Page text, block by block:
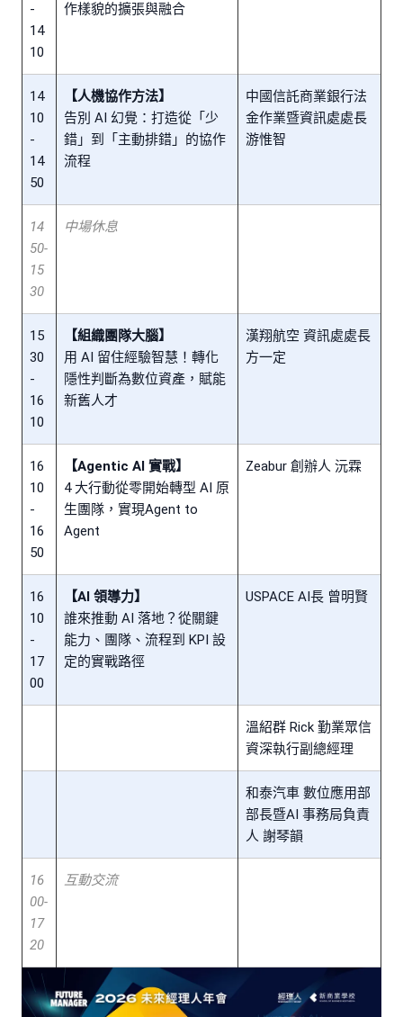
-
14
10
作樣貌的擴張與融合
14
10
-
14
50
【人機協作方法】
告別 AI 幻覺：打造從「少
錯」到「主動排錯」的協作
流程
中國信託商業銀行法
金作業暨資訊處處長
游惟智
14
50-
15
30
中場休息
15
30
-
16
10
【組織團隊大腦】
用 AI 留住經驗智慧！轉化
隱性判斷為數位資產，賦能
新舊人才
漢翔航空 資訊處處長
方一定
16
10
-
16
50
【Agentic AI 實戰】
4 大行動從零開始轉型 AI 原
生團隊，實現Agent to
Agent
Zeabur 創辦人 沅霖
16
10
-
17
00
【AI 領導力】
誰來推動 AI 落地？從關鍵
能力、團隊、流程到 KPI 設
定的實戰路徑
USPACE AI長 曾明賢
溫紹群 Rick 勤業眾信
資深執行副總經理
和泰汽車 數位應用部
部長暨AI 事務局負責
人 謝琴韻
16
00-
17
20
互動交流